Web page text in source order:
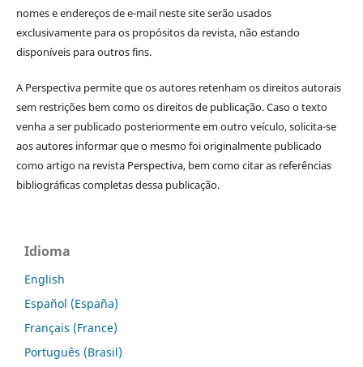
nomes e endereços de e-mail neste site serão usados
exclusivamente para os propósitos da revista, não estando
disponíveis para outros fins.
A Perspectiva permite que os autores retenham os direitos autorais
sem restrições bem como os direitos de publicação. Caso o texto
venha a ser publicado posteriormente em outro veículo, solicita-se
aos autores informar que o mesmo foi originalmente publicado
como artigo na revista Perspectiva, bem como citar as referências
bibliográficas completas dessa publicação.
Idioma
English
Español (España)
Français (France)
Português (Brasil)